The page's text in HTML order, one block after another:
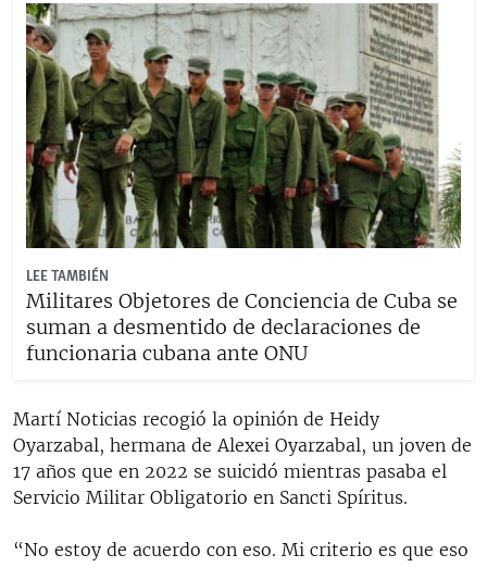
LEE TAMBIÉN
Militares Objetores de Conciencia de Cuba se
suman a desmentido de declaraciones de
funcionaria cubana ante ONU
Martí Noticias recogió la opinión de Heidy
Oyarzabal, hermana de Alexei Oyarzabal, un joven de
17 años que en 2022 se suicidó mientras pasaba el
Servicio Militar Obligatorio en Sancti Spíritus.
“No estoy de acuerdo con eso. Mi criterio es que eso